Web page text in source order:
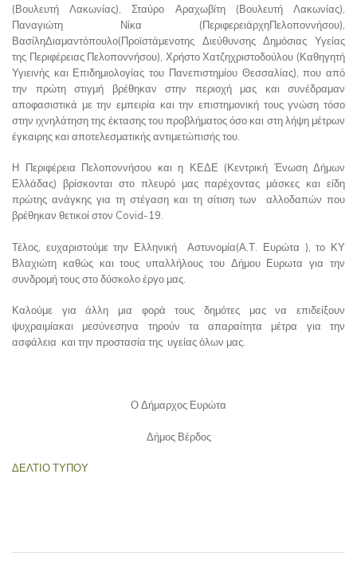
(Βουλευτή Λακωνίας), Σταύρο Αραχωβίτη (Βουλευτή Λακωνίας),
Παναγιώτη Νίκα (ΠεριφερειάρχηΠελοποννήσου),
ΒασίληΔιαμαντόπουλο(Προϊστάμενοτης Διεύθυνσης Δημόσιας Υγείας
της Περιφέρειας Πελοποννήσου), Χρήστο Χατζηχριστοδούλου (Καθηγητή
Υγιεινής και Επιδημιολογίας του Πανεπιστημίου Θεσσαλίας), που από
την πρώτη στιγμή βρέθηκαν στην περιοχή μας και συνέδραμαν
αποφασιστικά με την εμπειρία και την επιστημονική τους γνώση τόσο
στην ιχνηλάτηση της έκτασης του προβλήματος όσο και στη λήψη μέτρων
έγκαιρης και αποτελεσματικής αντιμετώπισής του.
Η Περιφέρεια Πελοποννήσου και η ΚΕΔΕ (Κεντρική Ένωση Δήμων
Ελλάδας) βρίσκονται στο πλευρό μας παρέχοντας μάσκες και είδη
πρώτης ανάγκης για τη στέγαση και τη σίτιση των αλλοδαπών που
βρέθηκαν θετικοί στον Covid-19.
Τέλος, ευχαριστούμε την Ελληνική Αστυνομία(Α.Τ. Ευρώτα ), το ΚΥ
Βλαχιώτη καθώς και τους υπαλλήλους του Δήμου Ευρωτα για την
συνδρομή τους στο δύσκολο έργο μας.
Καλούμε για άλλη μια φορά τους δημότες μας να επιδείξουν
ψυχραιμίακαι μεσύνεσηνα τηρούν τα απαραίτητα μέτρα για την
ασφάλεια και την προστασία της υγείας όλων μας.
Ο Δήμαρχος Ευρώτα
Δήμος Βέρδος
ΔΕΛΤΙΟ ΤΥΠΟΥ